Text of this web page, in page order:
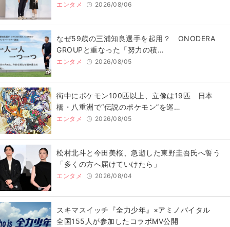
エンタメ 2026/08/06
なぜ59歳の三浦知良選手を起用？ ONODERA
GROUPと重なった「努力の積…
エンタメ 2026/08/05
街中にポケモン100匹以上、立像は19匹 日本
橋・八重洲で“伝説のポケモン”を巡…
エンタメ 2026/08/05
松村北斗と今田美桜、急逝した東野圭吾氏へ誓う
「多くの方へ届けていけたら」
エンタメ 2026/08/04
スキマスイッチ『全力少年』×アミノバイタル
全国155人が参加したコラボMV公開